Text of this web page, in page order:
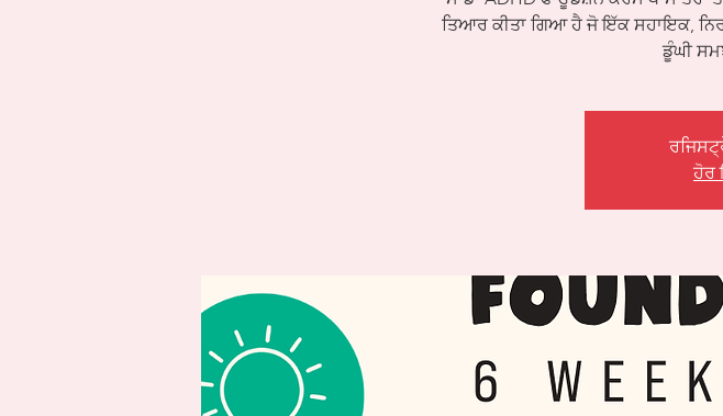
ਤਿਆਰ ਕੀਤਾ ਗਿਆ ਹੈ ਜੋ ਇੱਕ ਸਹਾਇਕ,
ਡੂੰਘੀ
ਹੋਰ